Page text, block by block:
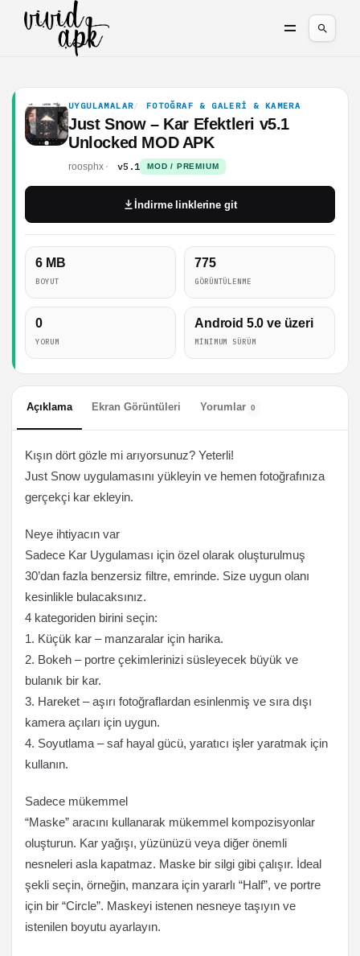
UYGULAMALAR FOTOĞRAF & GALERI & KAMERA
Just Snow – Kar Efektleri v5.1
Unlocked MOD APK
roosphx v5.1 MOD / PREMIUM
6 MB
BOYUT
775
GÖRÜNTÜLENME
0
YORUM
Android 5.0 ve üzeri
MINIMUM SÜRÜM
İndirme linklerine git
Açıklama Ekran Görüntüleri Yorumlar 0
Kışın dört gözle mi arıyorsunuz? Yeterli!
Just Snow uygulamasını yükleyin ve hemen fotoğrafınıza
gerçekçi kar ekleyin.
Neye ihtiyacın var
Sadece Kar Uygulaması için özel olarak oluşturulmuş
30’dan fazla benzersiz filtre, emrinde. Size uygun olanı
kesinlikle bulacaksınız.
4 kategoriden birini seçin:
1. Küçük kar – manzaralar için harika.
2. Bokeh – portre çekimlerinizi süsleyecek büyük ve
bulanık bir kar.
3. Hareket – aşırı fotoğraflardan esinlenmiş ve sıra dışı
kamera açıları için uygun.
4. Soyutlama – saf hayal gücü, yaratıcı işler yaratmak için
kullanın.
Sadece mükemmel
“Maske” aracını kullanarak mükemmel kompozisyonlar
oluşturun. Kar yağışı, yüzünüzü veya diğer önemli
nesneleri asla kapatmaz. Maske bir silgi gibi çalışır. İdeal
şekli seçin, örneğin, manzara için yararlı “Half”, ve portre
için bir “Circle”. Maskeyi istenen nesneye taşıyın ve
istenilen boyutu ayarlayın.